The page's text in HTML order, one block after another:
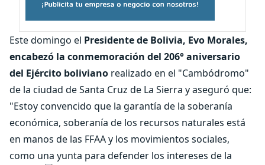
Este domingo el Presidente de Bolivia, Evo Morales,
encabezó la conmemoración del 206° aniversario
del Ejército boliviano realizado en el "Cambódromo"
de la ciudad de Santa Cruz de La Sierra y aseguró que:
"Estoy convencido que la garantía de la soberanía
económica, soberanía de los recursos naturales está
en manos de las FFAA y los movimientos sociales,
como una yunta para defender los intereses de la